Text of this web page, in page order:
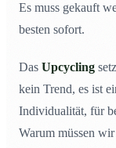
Es muss gekauft
besten sofort.
Das Upcycling
kein Trend, es ist
Individualität, für
Warum müssen